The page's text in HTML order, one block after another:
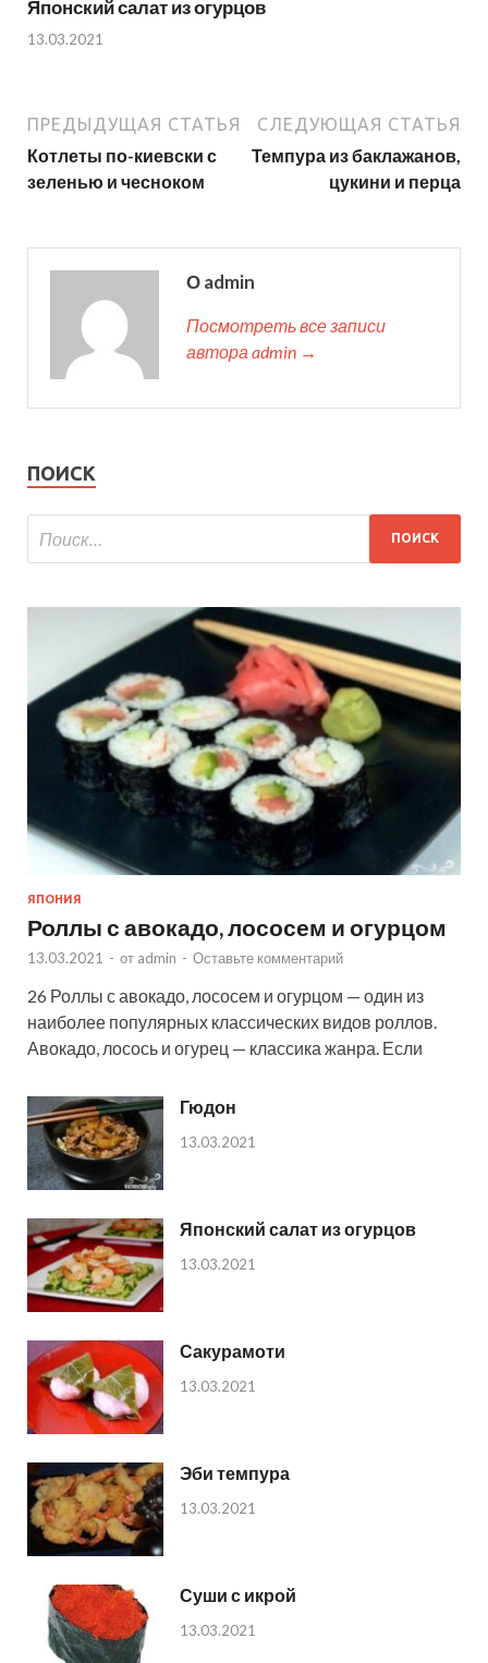
Японский салат из огурцов
13.03.2021
ПРЕДЫДУЩАЯ СТАТЬЯ
Котлеты по-киевски с
зеленью и чесноком
СЛЕДУЮЩАЯ СТАТЬЯ
Темпура из баклажанов,
цукини и перца
О admin
Посмотреть все записи
автора admin →
ПОИСК
ЯПОНИЯ
Роллы с авокадо, лососем и огурцом
13.03.2021 - от admin - Оставьте комментарий
26 Роллы с авокадо, лососем и огурцом — один из
наиболее популярных классических видов роллов.
Авокадо, лосось и огурец — классика жанра. Если
Гюдон
13.03.2021
Японский салат из огурцов
13.03.2021
Сакурамоти
13.03.2021
Эби темпура
13.03.2021
Суши с икрой
13.03.2021